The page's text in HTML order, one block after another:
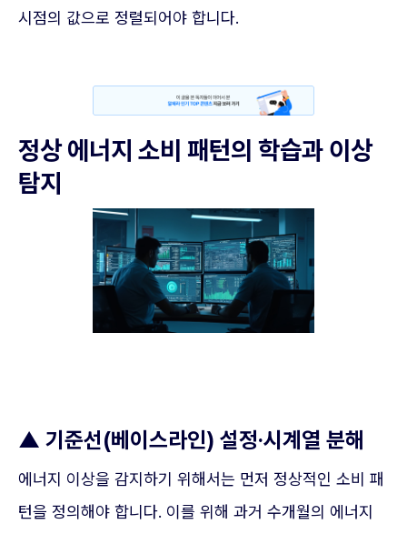
시점의 값으로 정렬되어야 합니다.
정상 에너지 소비 패턴의 학습과 이상
탐지
▲ 기준선(베이스라인) 설정·시계열 분해
에너지 이상을 감지하기 위해서는 먼저 정상적인 소비 패
턴을 정의해야 합니다. 이를 위해 과거 수개월의 에너지